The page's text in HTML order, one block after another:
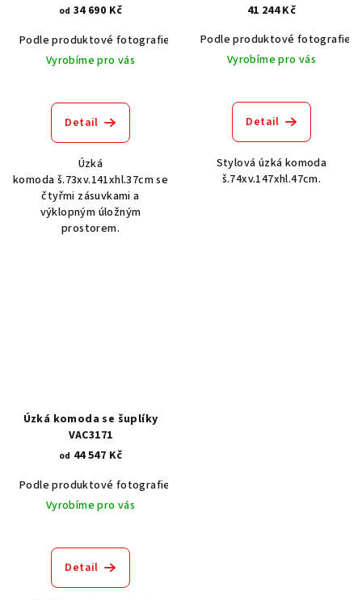
od 34 690 Kč
Podle produktové fotografie
Bílá Bílá s patinou BT9001-A6
Vyrobíme pro vás
Detail
Úzká
komoda š.73xv.141xhl.37cm se
čtyřmi zásuvkami a
výklopným úložným
prostorem.
41 244 Kč
Podle produktové fotografie
Vyrobíme pro vás
Detail
Stylová úzká komoda
š.74xv.147xhl.47cm.
Úzká komoda se šuplíky
VAC3171
od 44 547 Kč
Podle produktové fotografie
Vyrobíme pro vás
Detail